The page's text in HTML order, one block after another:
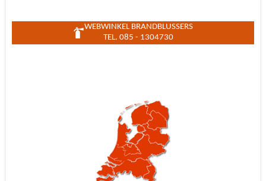
WEBWINKEL BRANDBLUSSERS
TEL. 085 - 1304730